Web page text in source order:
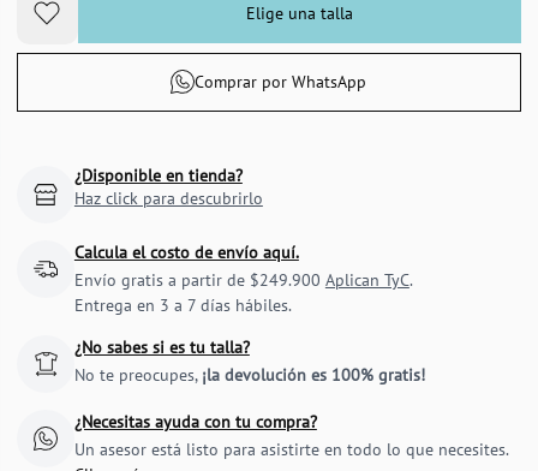
Elige una talla
Comprar por WhatsApp
¿Disponible en tienda?
Haz click para descubrirlo
Calcula el costo de envío aquí.
Envío gratis a partir de $249.900 Aplican TyC.
Entrega en 3 a 7 días hábiles.
¿No sabes si es tu talla?
No te preocupes, ¡la devolución es 100% gratis!
¿Necesitas ayuda con tu compra?
Un asesor está listo para asistirte en todo lo que necesites.